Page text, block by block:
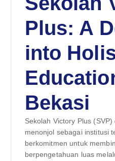
Plus: A
into
Bekasi
Sekolah Victory Plus
menonjol sebagai institusi
berkomitmen untuk
berpengetahuan luas